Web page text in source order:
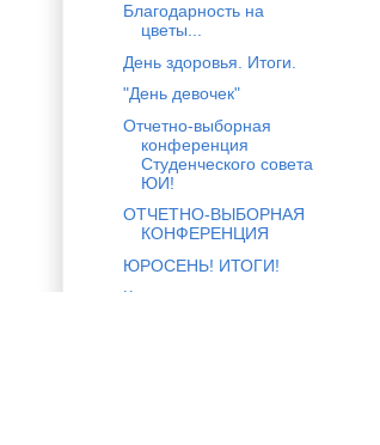
Благодарность на
цветы...
День здоровья. Итоги.
"День девочек"
Отчетно-выборная
конференция
Студенческого совета
ЮИ!
ОТЧЕТНО-ВЫБОРНАЯ
КОНФЕРЕНЦИЯ
ЮРОСЕНЬ! ИТОГИ!
Конкурс проектов